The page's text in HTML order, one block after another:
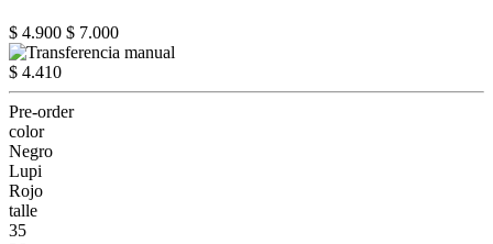
$ 4.900 $ 7.000
$ 4.410
Pre-order
color
Negro
Lupi
Rojo
talle
35